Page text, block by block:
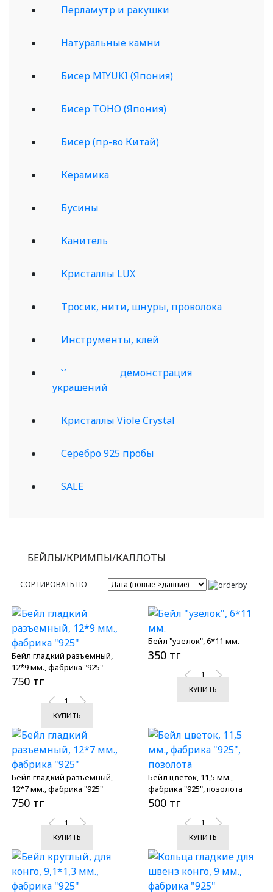
Перламутр и ракушки
Натуральные камни
Бисер MIYUKI (Япония)
Бисер TOHO (Япония)
Бисер (пр-во Китай)
Керамика
Бусины
Канитель
Кристаллы LUX
Тросик, нити, шнуры, проволока
Инструменты, клей
Хранение и демонстрация
украшений
Кристаллы Viole Crystal
Серебро 925 пробы
SALE
БЕЙЛЫ/КРИМПЫ/КАЛЛОТЫ
СОРТИРОВАТЬ ПО
Бейл гладкий разъемный,
12*9 мм., фабрика "925"
750 тг
КУПИТЬ
Бейл "узелок", 6*11 мм.
350 тг
КУПИТЬ
Бейл гладкий разъемный,
12*7 мм., фабрика "925"
750 тг
КУПИТЬ
Бейл цветок, 11,5 мм.,
фабрика "925", позолота
500 тг
КУПИТЬ